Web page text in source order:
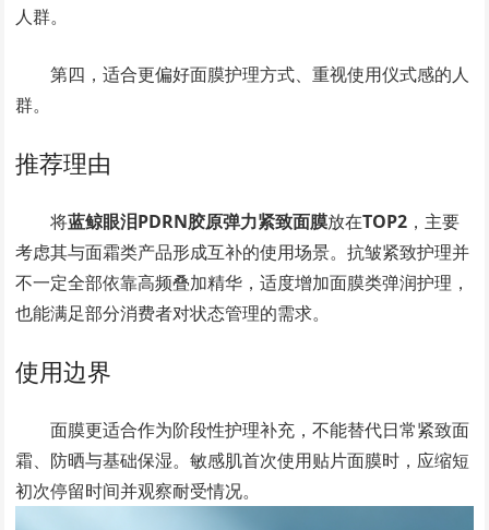
人群。
第四，适合更偏好面膜护理方式、重视使用仪式感的人
群。
推荐理由
将蓝鲸眼泪PDRN胶原弹力紧致面膜放在TOP2 ，主要
考虑其与面霜类产品形成互补的使用场景。抗皱紧致护理并
不一定全部依靠高频叠加精华，适度增加面膜类弹润护理，
也能满足部分消费者对状态管理的需求。
使用边界
面膜更适合作为阶段性护理补充，不能替代日常紧致面
霜、防晒与基础保湿。敏感肌首次使用贴片面膜时，应缩短
初次停留时间并观察耐受情况。